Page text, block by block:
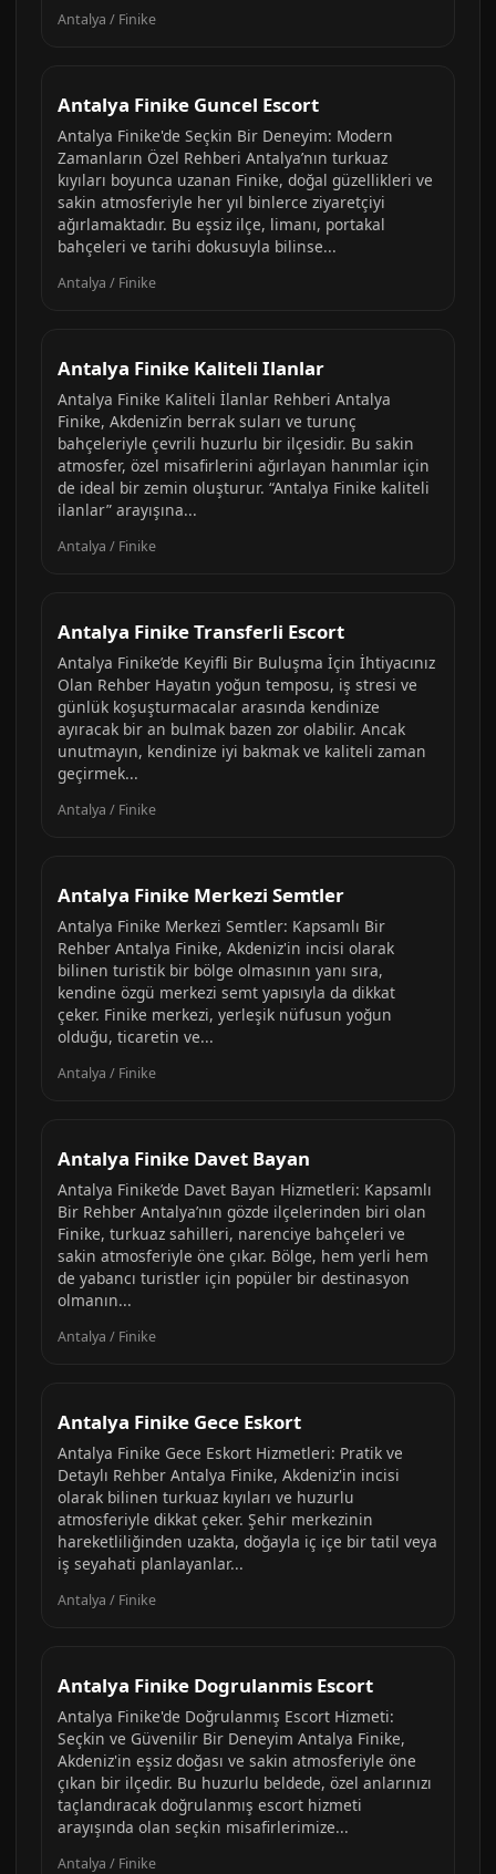
Antalya / Finike
Antalya Finike Guncel Escort
Antalya Finike'de Seçkin Bir Deneyim: Modern
Zamanların Özel Rehberi Antalya’nın turkuaz
kıyıları boyunca uzanan Finike, doğal güzellikleri ve
sakin atmosferiyle her yıl binlerce ziyaretçiyi
ağırlamaktadır. Bu eşsiz ilçe, limanı, portakal
bahçeleri ve tarihi dokusuyla bilinse...
Antalya / Finike
Antalya Finike Kaliteli Ilanlar
Antalya Finike Kaliteli İlanlar Rehberi Antalya
Finike, Akdeniz’in berrak suları ve turunç
bahçeleriyle çevrili huzurlu bir ilçesidir. Bu sakin
atmosfer, özel misafirlerini ağırlayan hanımlar için
de ideal bir zemin oluşturur. “Antalya Finike kaliteli
ilanlar” arayışına...
Antalya / Finike
Antalya Finike Transferli Escort
Antalya Finike’de Keyifli Bir Buluşma İçin İhtiyacınız
Olan Rehber Hayatın yoğun temposu, iş stresi ve
günlük koşuşturmacalar arasında kendinize
ayıracak bir an bulmak bazen zor olabilir. Ancak
unutmayın, kendinize iyi bakmak ve kaliteli zaman
geçirmek...
Antalya / Finike
Antalya Finike Merkezi Semtler
Antalya Finike Merkezi Semtler: Kapsamlı Bir
Rehber Antalya Finike, Akdeniz'in incisi olarak
bilinen turistik bir bölge olmasının yanı sıra,
kendine özgü merkezi semt yapısıyla da dikkat
çeker. Finike merkezi, yerleşik nüfusun yoğun
olduğu, ticaretin ve...
Antalya / Finike
Antalya Finike Davet Bayan
Antalya Finike’de Davet Bayan Hizmetleri: Kapsamlı
Bir Rehber Antalya’nın gözde ilçelerinden biri olan
Finike, turkuaz sahilleri, narenciye bahçeleri ve
sakin atmosferiyle öne çıkar. Bölge, hem yerli hem
de yabancı turistler için popüler bir destinasyon
olmanın...
Antalya / Finike
Antalya Finike Gece Eskort
Antalya Finike Gece Eskort Hizmetleri: Pratik ve
Detaylı Rehber Antalya Finike, Akdeniz'in incisi
olarak bilinen turkuaz kıyıları ve huzurlu
atmosferiyle dikkat çeker. Şehir merkezinin
hareketliliğinden uzakta, doğayla iç içe bir tatil veya
iş seyahati planlayanlar...
Antalya / Finike
Antalya Finike Dogrulanmis Escort
Antalya Finike'de Doğrulanmış Escort Hizmeti:
Seçkin ve Güvenilir Bir Deneyim Antalya Finike,
Akdeniz'in eşsiz doğası ve sakin atmosferiyle öne
çıkan bir ilçedir. Bu huzurlu beldede, özel anlarınızı
taçlandıracak doğrulanmış escort hizmeti
arayışında olan seçkin misafirlerimize...
Antalya / Finike